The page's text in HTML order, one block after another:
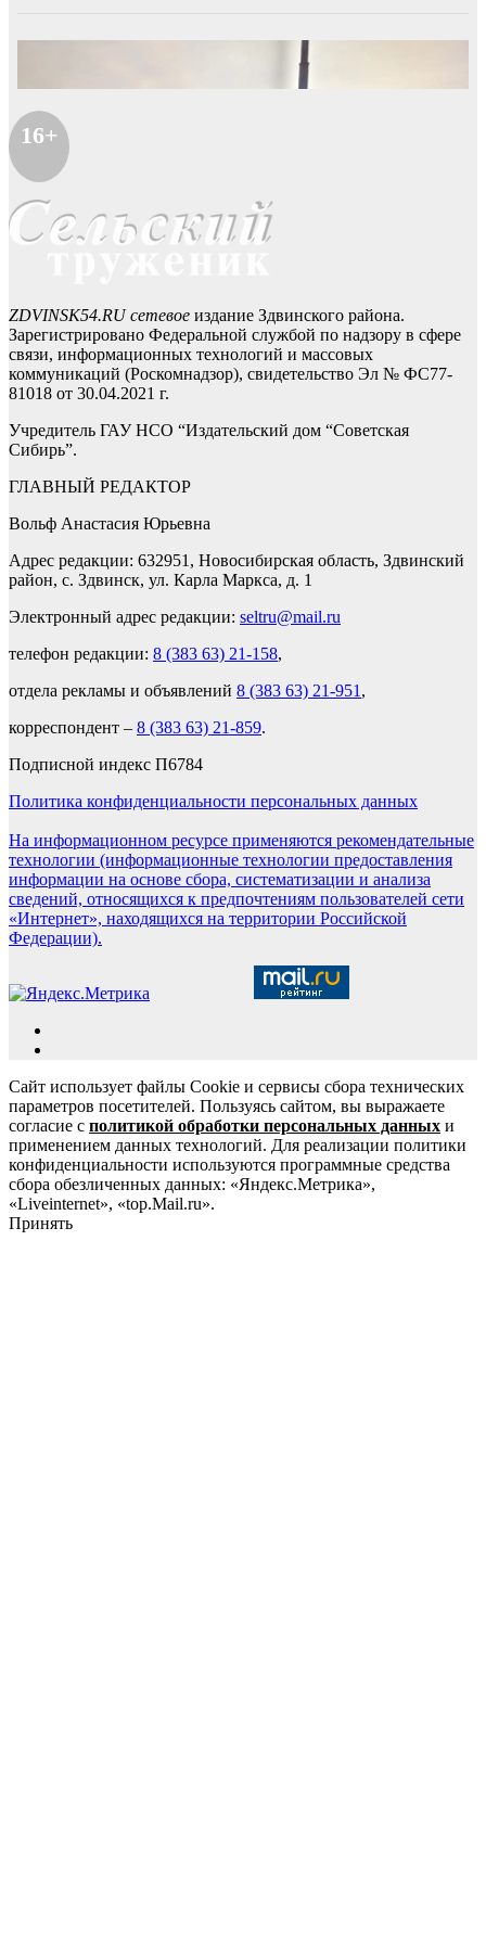
16+
ZDVINSK54.RU сетевое издание Здвинского района.
Зарегистрировано Федеральной службой по надзору в сфере
связи, информационных технологий и массовых
коммуникаций (Роскомнадзор), свидетельство Эл № ФС77-
81018 от 30.04.2021 г.
Учредитель ГАУ НСО “Издательский дом “Советская
Сибирь”.
ГЛАВНЫЙ РЕДАКТОР
Вольф Анастасия Юрьевна
Адрес редакции: 632951, Новосибирская область, Здвинский
район, с. Здвинск, ул. Карла Маркса, д. 1
Электронный адрес редакции: seltru@mail.ru
телефон редакции: 8 (383 63) 21-158,
отдела рекламы и объявлений 8 (383 63) 21-951 ,
корреспондент – 8 (383 63) 21-859.
Подписной индекс П6784
Политика конфиденциальности персональных данных
На информационном ресурсе применяются рекомендательные
технологии (информационные технологии предоставления
информации на основе сбора, систематизации и анализа
сведений, относящихся к предпочтениям пользователей сети
«Интернет», находящихся на территории Российской
Федерации).
Сайт использует файлы Cookie и сервисы сбора технических
параметров посетителей. Пользуясь сайтом, вы выражаете
согласие с политикой обработки персональных данных и
применением данных технологий. Для реализации политики
конфиденциальности используются программные средства
сбора обезличенных данных: «Яндекс.Метрика»,
«Liveinternet», «top.Mail.ru».
Принять